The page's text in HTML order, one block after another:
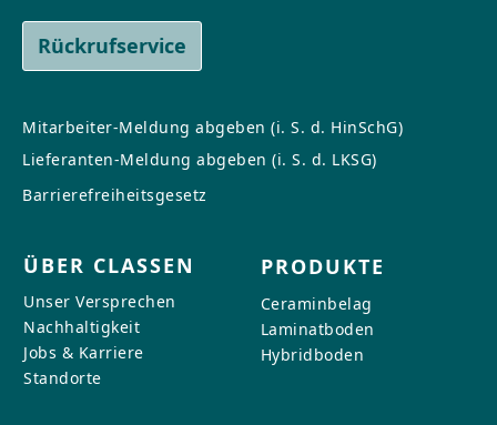
Rückrufservice
Mitarbeiter-Meldung abgeben (i. S. d. HinSchG)
Lieferanten-Meldung abgeben (i. S. d. LKSG)
Barrierefreiheitsgesetz
ÜBER CLASSEN
Unser Versprechen
Nachhaltigkeit
Jobs & Karriere
Standorte
PRODUKTE
Ceraminbelag
Laminatboden
Hybridboden